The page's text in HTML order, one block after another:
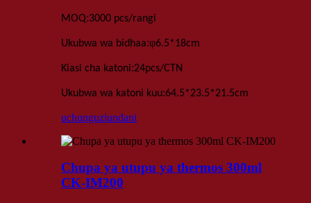
MOQ:3000 pcs/rangi
Ukubwa wa bidhaa:φ6.5*18cm
Kiasi cha katoni:24pcs/CTN
Ukubwa wa katoni kuu:64.5*23.5*21.5cm
uchunguziundani
Chupa ya utupu ya thermos 300ml
CK-IM200